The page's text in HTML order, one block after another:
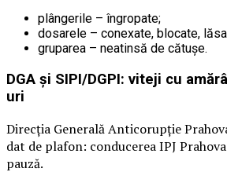
plângerile – îngropate;
dosarele – conexate, blocate,
gruparea – neatinsă de cătușe.
DGA și SIPI/DGPI: viteji cu
uri
Direcția Generală Anticorupție
dat de plafon: conducerea IPJ Prahova
pauză.